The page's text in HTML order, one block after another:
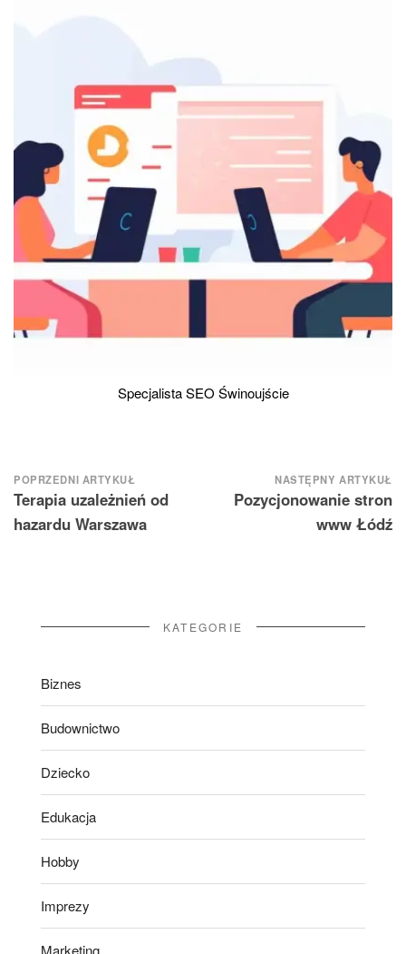
Specjalista SEO Świnoujście
Nawigacja
wpisu
POPRZEDNI ARTYKUŁ
Terapia uzależnień od
hazardu Warszawa
NASTĘPNY ARTYKUŁ
Pozycjonowanie stron
www Łódź
KATEGORIE
Biznes
Budownictwo
Dziecko
Edukacja
Hobby
Imprezy
Marketing